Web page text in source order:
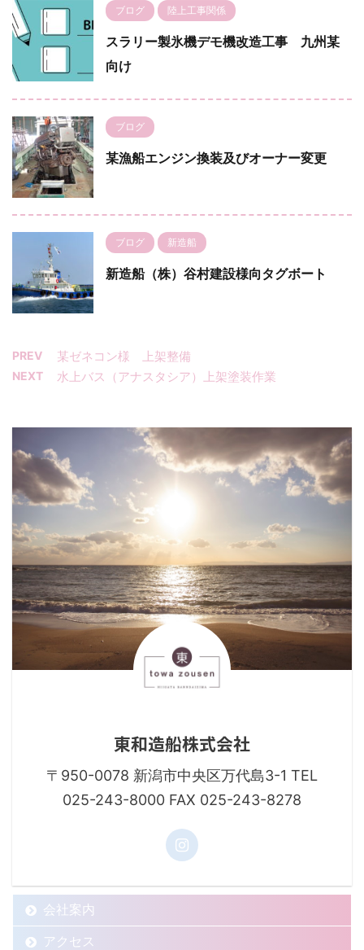
ブログ 陸上工事関係
スラリー製氷機デモ機改造工事 九州某
向け
ブログ
某漁船エンジン換装及びオーナー変更
ブログ 新造船
新造船（株）谷村建設様向タグボート
PREV 某ゼネコン様 上架整備
NEXT 水上バス（アナスタシア）上架塗装作業
東和造船株式会社
〒950-0078 新潟市中央区万代島3-1 TEL
025-243-8000 FAX 025-243-8278
会社案内
アクセス